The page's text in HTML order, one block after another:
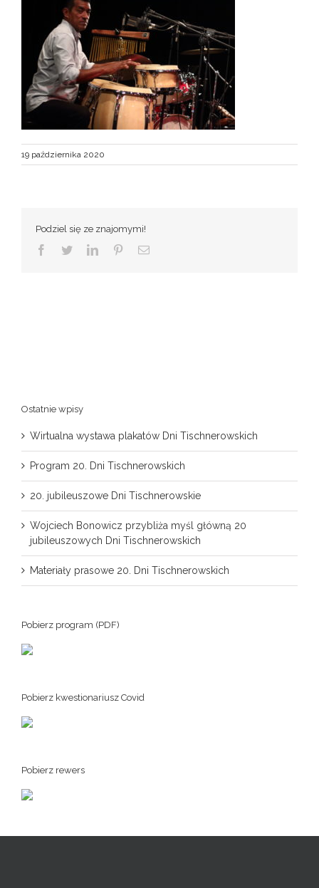
19 października 2020
Podziel się ze znajomymi!
Facebook
TwitterLinkedInPinterestEmail
Ostatnie wpisy
Wirtualna wystawa plakatów Dni Tischnerowskich
Program 20. Dni Tischnerowskich
20. jubileuszowe Dni Tischnerowskie
Wojciech Bonowicz przybliża myśl główną 20
jubileuszowych Dni Tischnerowskich
Materiały prasowe 20. Dni Tischnerowskich
Pobierz program (PDF)
Pobierz kwestionariusz Covid
Pobierz rewers